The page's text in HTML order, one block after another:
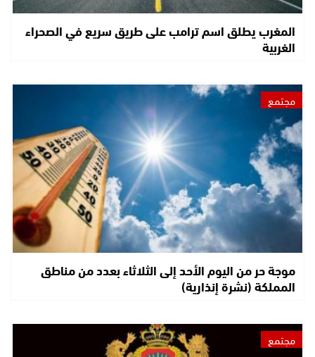
المغرب يطلق اسم ترامب على طريق سريع في الصحراء
الغربية
مجتمع
موجة حر من اليوم الأحد إلى الثلاثاء بعدد من مناطق
المملكة (نشرة إنذارية)
مجتمع